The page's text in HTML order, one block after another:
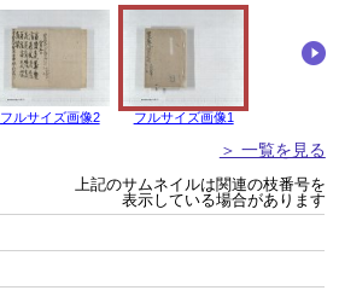
フルサイズ画像2 フルサイズ画像1
＞ 一覧を見る
上記のサムネイルは関連の枝番号を
表示している場合があります